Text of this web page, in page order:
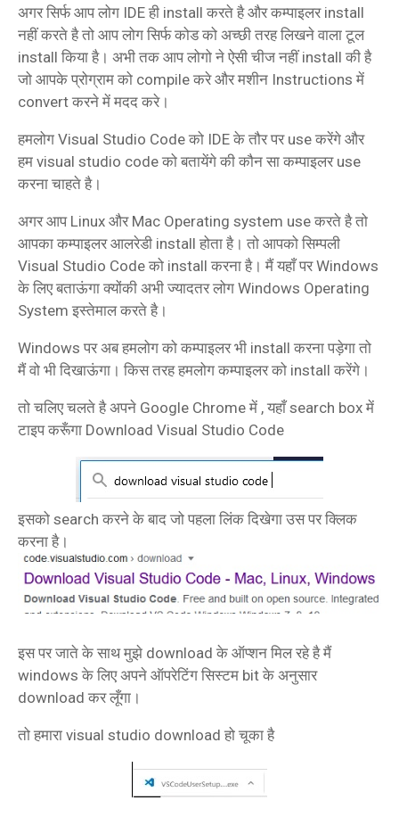
अगर सिर्फ आप लोग IDE ही install करते है और कम्पाइलर install
नहीं करते है तो आप लोग सिर्फ कोड को अच्छी तरह लिखने वाला टूल
install किया है। अभी तक आप लोगो ने ऐसी चीज नहीं install की है
जो आपके प्रोग्राम को compile करे और मशीन Instructions में
convert करने में मदद करे।
हमलोग Visual Studio Code को IDE के तौर पर use करेंगे और
हम visual studio code को बतायेंगे की कौन सा कम्पाइलर use
करना चाहते है।
अगर आप Linux और Mac Operating system use करते है तो
आपका कम्पाइलर आलरेडी install होता है। तो आपको सिम्पली
Visual Studio Code को install करना है। मैं यहाँ पर Windows
के लिए बताऊंगा क्योंकी अभी ज्यादतर लोग Windows Operating
System इस्तेमाल करते है।
Windows पर अब हमलोग को कम्पाइलर भी install करना पड़ेगा तो
मैं वो भी दिखाऊंगा। किस तरह हमलोग कम्पाइलर को install करेंगे।
तो चलिए चलते है अपने Google Chrome में , यहाँ search box में
टाइप करूँगा Download Visual Studio Code
इसको search करने के बाद जो पहला लिंक दिखेगा उस पर क्लिक
करना है।
इस पर जाते के साथ मुझे download के ऑप्शन मिल रहे है मैं
windows के लिए अपने ऑपरेटिंग सिस्टम bit के अनुसार
download कर लूँगा।
तो हमारा visual studio download हो चूका है